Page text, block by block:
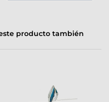
producto también